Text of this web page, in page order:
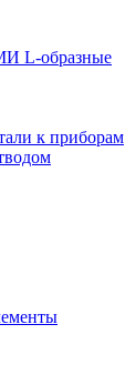
L-образные
к приборам